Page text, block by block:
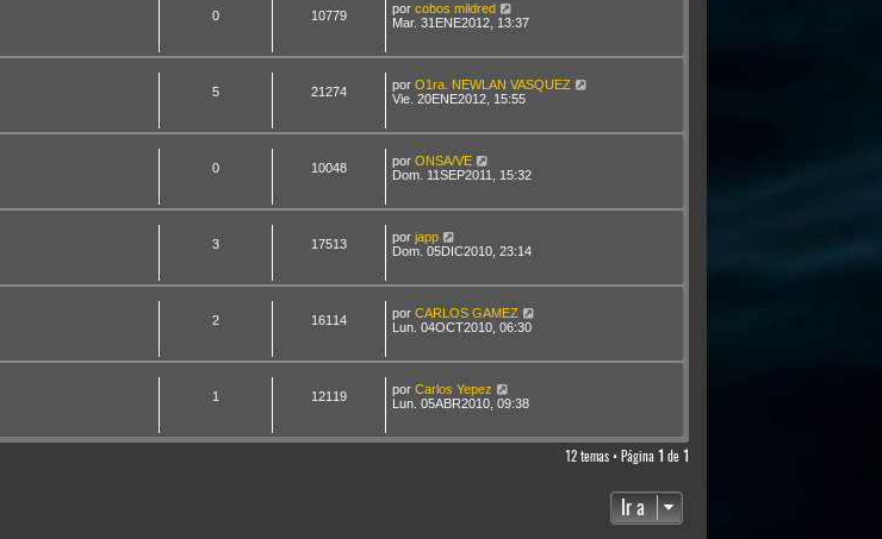
0 10779 por cobos mildred
Mar. 31ENE2012, 13:37
5 21274 por O1ra. NEWLAN VASQUEZ
Vie. 20ENE2012, 15:55
0 10048 por ONSA/VE
Dom. 11SEP2011, 15:32
3 17513 por japp
Dom. 05DIC2010, 23:14
2 16114 por CARLOS GAMEZ
Lun. 04OCT2010, 06:30
1 12119 por Carlos Yepez
Lun. 05ABR2010, 09:38
12 temas • Página 1 de 1
Ir a